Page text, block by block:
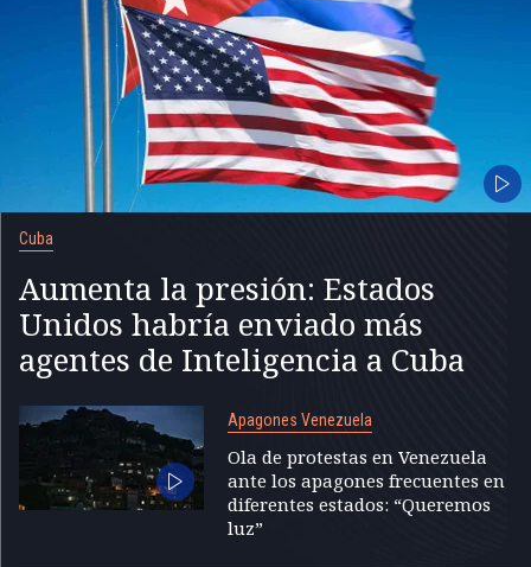
Cuba
Aumenta la presión: Estados
Unidos habría enviado más
agentes de Inteligencia a Cuba
Apagones Venezuela
Ola de protestas en Venezuela
ante los apagones frecuentes en
diferentes estados: “Queremos
luz”